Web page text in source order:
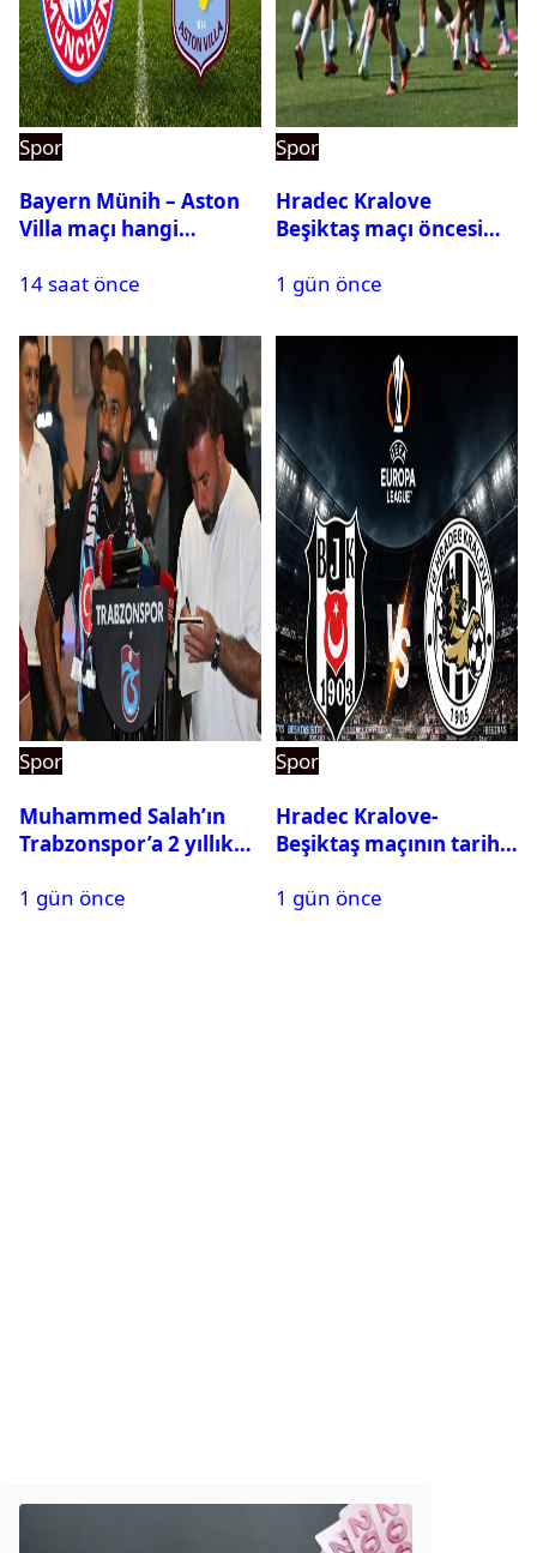
Spor
Bayern Münih – Aston
Villa maçı hangi
saat kaçta oynanacak?
14 saat önce
Spor
Hradec Kralove
Beşiktaş maçı öncesi
Siyah-Beyazlıların 11’i
1 gün önce
Spor
Muhammed Salah’ın
Trabzonspor’a 2 yıllık
1 gün önce
Spor
Hradec Kralove-
Beşiktaş maçının tarihi
1 gün önce